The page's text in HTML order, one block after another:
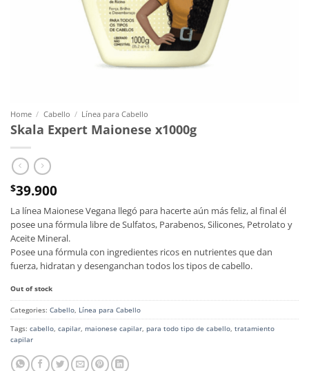
Home / Cabello / Línea para Cabello
Skala Expert Maionese x1000g
$39.900
La línea Maionese Vegana llegó para hacerte aún más feliz, al final él
posee una fórmula libre de Sulfatos, Parabenos, Silicones, Petrolato y
Aceite Mineral.
Posee una fórmula con ingredientes ricos en nutrientes que dan
fuerza, hidratan y desenganchan todos los tipos de cabello.
Out of stock
Categories: Cabello Línea para Cabello
Tags: cabello capilar maionese capilar para todo tipo de cabello tratamiento
capilar